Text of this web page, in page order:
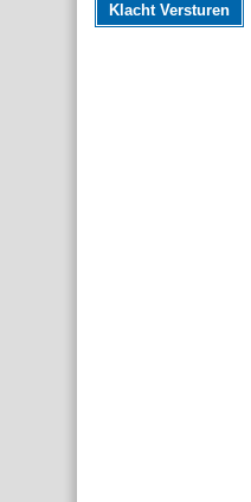
Klacht Versturen